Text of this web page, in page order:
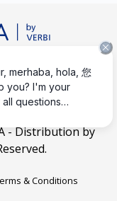
- Distribution by
& Conditions